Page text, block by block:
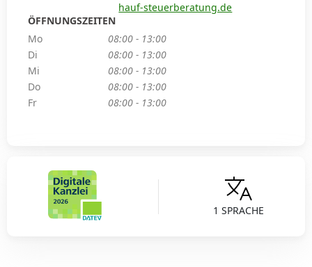
1 SPRACHE
hauf-steuerberatung.de
ÖFFNUNGSZEITEN
Mo
08:00 - 13:00
Di
08:00 - 13:00
Mi
08:00 - 13:00
Do
08:00 - 13:00
Fr
08:00 - 13:00